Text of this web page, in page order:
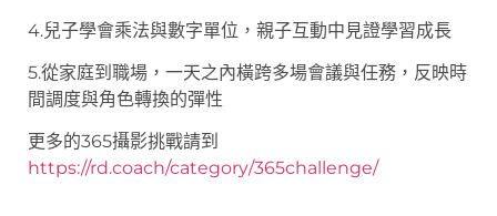
4.兒子學會乘法與數字單位，親子互動中見證學習成長
5.從家庭到職場，一天之內橫跨多場會議與任務，反映時
間調度與角色轉換的彈性
更多的365攝影挑戰請到
https://rd.coach/category/365challenge/